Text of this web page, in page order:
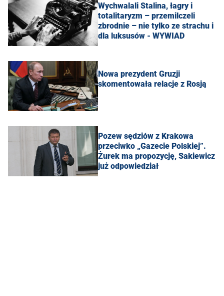
Wychwalali Stalina, łagry i
totalitaryzm – przemilczeli
zbrodnie – nie tylko ze strachu i
dla luksusów - WYWIAD
Nowa prezydent Gruzji
skomentowała relacje z Rosją
Pozew sędziów z Krakowa
przeciwko „Gazecie Polskiej”.
Żurek ma propozycję, Sakiewicz
już odpowiedział